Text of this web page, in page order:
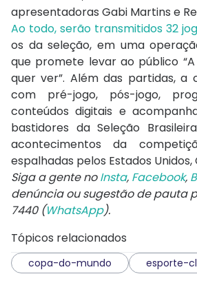
apresentadoras Gabi Martins e
Ao todo, serão transmitidos 32
os da seleção, em uma
que promete levar ao público
quer ver”. Além das partidas,
com pré-jogo, pós-jogo,
conteúdos digitais e
bastidores da Seleção
acontecimentos da
espalhadas pelos Estados Unidos,
Siga a gente noInsta, Facebook,
denúncia ou sugestão de pauta
7440 (WhatsApp).
Tópicos relacionados
copa-do-mundo esporte-